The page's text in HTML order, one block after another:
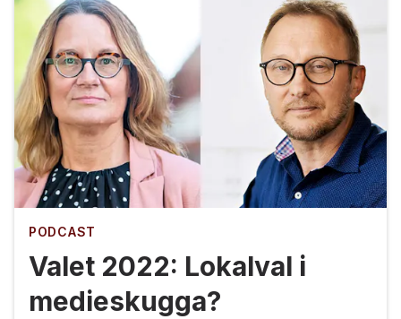
PODCAST
Valet 2022: Lokalval i
medieskugga?